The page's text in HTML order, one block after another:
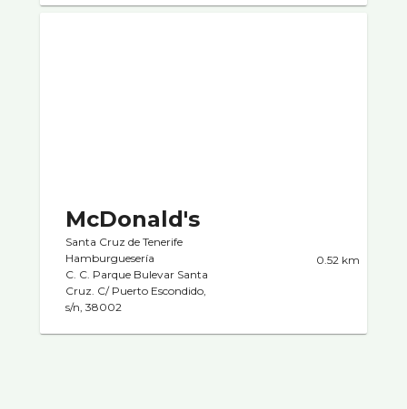
McDonald's
Santa Cruz de Tenerife
Hamburgueserí­a
C. C. Parque Bulevar Santa
Cruz. C/ Puerto Escondido,
s/n, 38002
0.52 km